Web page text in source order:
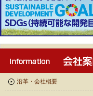
沿革・会社概要